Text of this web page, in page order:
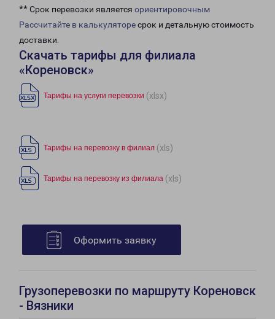
** Срок перевозки является ориентировочным
Рассчитайте в калькуляторесрок и детальную стоимость
доставки.
Скачать тарифы для филиала
«Кореновск»
Тарифы на услуги перевозки (xlsx)
Тарифы на перевозку в филиал (xls)
Тарифы на перевозку из филиала (xls)
Оформить заявку
Грузоперевозки по маршруту Кореновск
- Вязники